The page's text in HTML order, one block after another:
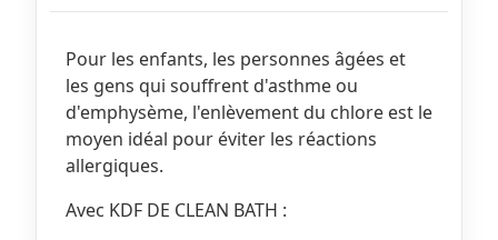
Pour les enfants, les personnes âgées et
les gens qui souffrent d'asthme ou
d'emphysème, l'enlèvement du chlore est le
moyen idéal pour éviter les réactions
allergiques.
Avec KDF DE CLEAN BATH :